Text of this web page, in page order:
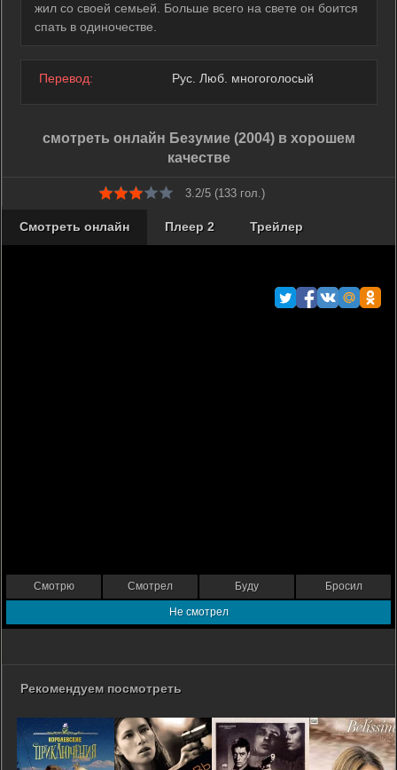
жил со своей семьей. Больше всего на свете он боится
спать в одиночестве.
Перевод: Рус. Люб. многоголосый
смотреть онлайн Безумие (2004) в хорошем
качестве
3.2/5 (133гол.)
Смотреть онлайн Плеер 2 Трейлер
Смотрю Смотрел Буду Бросил
Не смотрел
Рекомендуем посмотреть